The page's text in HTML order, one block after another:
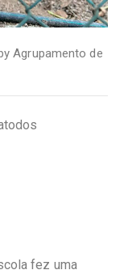
Agrupamento de
fez uma